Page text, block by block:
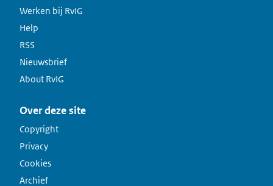
Werken bij RvIG
Help
RSS
Nieuwsbrief
About RvIG
Over deze site
Copyright
Privacy
Cookies
Archief